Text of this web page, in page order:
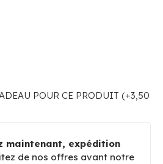
POUR CE PRODUIT (+3,50
maintenant, expédition
de nos offres avant notre